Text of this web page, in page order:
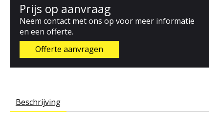
Prijs op aanvraag
Neem contact met ons op voor meer informatie
en een offerte.
Offerte aanvragen
Beschrijving